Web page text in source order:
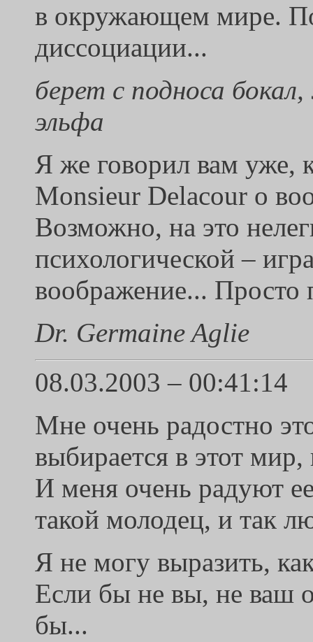
в окружающем мире.
диссоциации...
берет с подноса
эльфа
Я же говорил вам уже,
Monsieur Delacour о
Возможно, на это
психологической –
воображение... Просто
Dr. Germaine Aglie
08.03.2003 – 00:41:14
Мне очень радостно
выбирается в этот
И меня очень радуют
такой молодец, и так
Я не могу выразить,
Если бы не вы, не ваш
бы...